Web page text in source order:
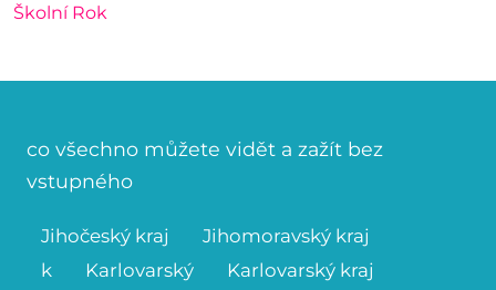
Školní Rok
co všechno můžete vidět a zažít bez
vstupného
Jihočeský kraj
Jihomoravský kraj
k
Karlovarský Karlovarský kraj